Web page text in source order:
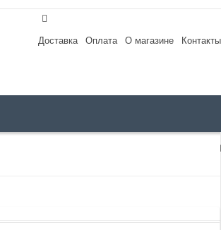
Доставка Оплата О магазине Контакты